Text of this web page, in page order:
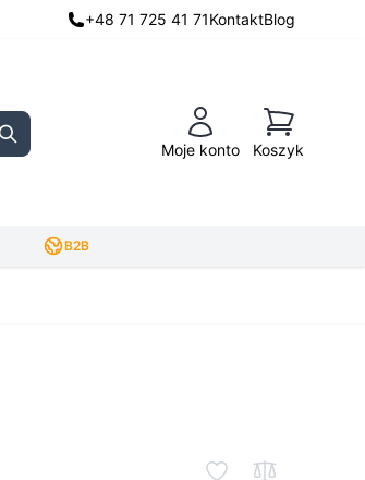
+48 71 725 41 71KontaktBlog
Search Moje konto
Koszyk
Koszyk
B2B